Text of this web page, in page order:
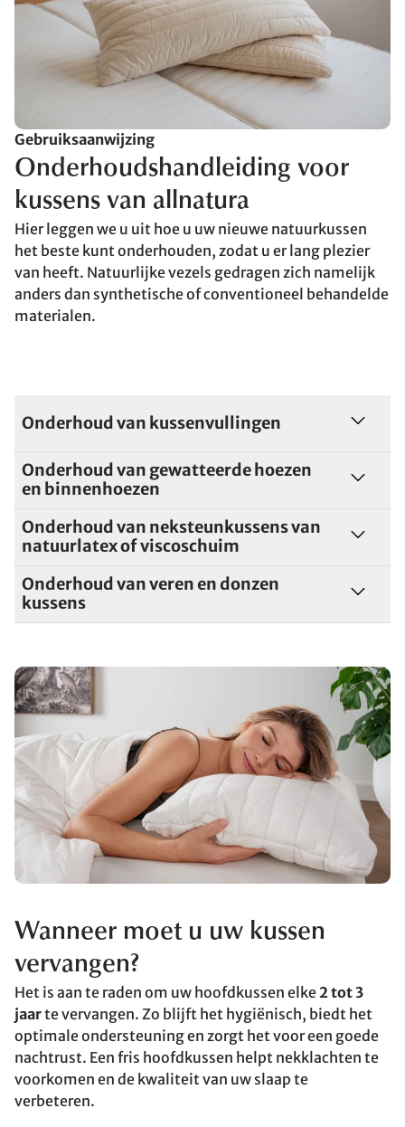
Gebruiksaanwijzing
Onderhoudshandleiding voor
kussens van allnatura
Hier leggen we u uit hoe u uw nieuwe natuurkussen
het beste kunt onderhouden, zodat u er lang plezier
van heeft. Natuurlijke vezels gedragen zich namelijk
anders dan synthetische of conventioneel behandelde
materialen.
Onderhoud van kussenvullingen
Onderhoud van gewatteerde hoezen
en binnenhoezen
Onderhoud van neksteunkussens van
natuurlatex of viscoschuim
Onderhoud van veren en donzen
kussens
Wanneer moet u uw kussen
vervangen?
Het is aan te raden om uw hoofdkussen elke 2 tot 3
jaarte vervangen. Zo blijft het hygiënisch, biedt het
optimale ondersteuning en zorgt het voor een goede
nachtrust. Een fris hoofdkussen helpt nekklachten te
voorkomen en de kwaliteit van uw slaap te
verbeteren.